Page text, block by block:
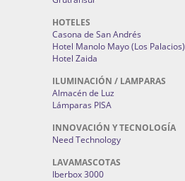
HOTELES
Casona de San Andrés
Hotel Manolo Mayo (Los Palacios)
Hotel Zaida
ILUMINACIÓN / LAMPARAS
Almacén de Luz
Lámparas PISA
INNOVACIÓN Y TECNOLOGÍA
Need Technology
LAVAMASCOTAS
Iberbox 3000